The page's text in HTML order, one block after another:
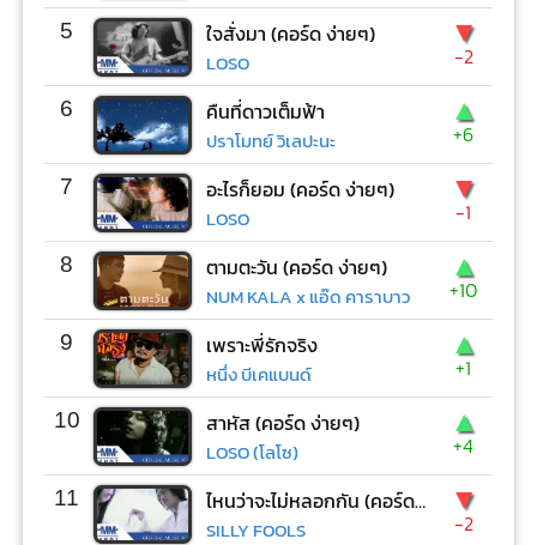
5 ใจสั่งมา (คอร์ด ง่ายๆ)
LOSO
▼
-2
6 คืนที่ดาวเต็มฟ้า
ปราโมทย์ วิเลปะนะ
▲
+6
7 อะไรก็ยอม (คอร์ด ง่ายๆ)
LOSO
▼
-1
8 ตามตะวัน (คอร์ด ง่ายๆ)
NUM KALA x แอ๊ด คาราบาว
▲
+10
9 เพราะพี่รักจริง
หนึ่ง บีเคแบนด์
▲
+1
10 สาหัส (คอร์ด ง่ายๆ)
LOSO (โลโซ)
▲
+4
11 ไหนว่าจะไม่หลอกกัน (คอร์ด ง่ายๆ)
SILLY FOOLS
▼
-2